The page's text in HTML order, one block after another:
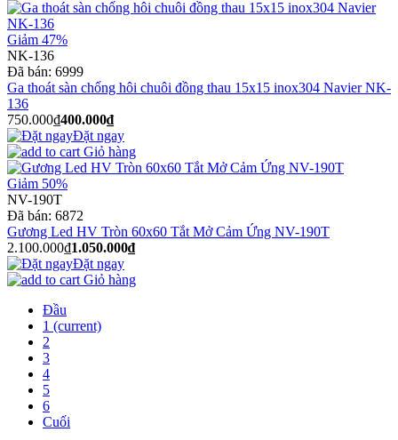
Giảm 47%
NK-136
Đã bán: 6999
Ga thoát sàn chống hôi chuôi đồng thau 15x15 inox304 Navier NK-
136
750.000₫400.000₫
Đặt ngay
Giỏ hàng
Giảm 50%
NV-190T
Đã bán: 6872
Gương Led HV Tròn 60x60 Tắt Mở Cảm Ứng NV-190T
2.100.000₫1.050.000₫
Đặt ngay
Giỏ hàng
Đầu
1 (current)
2
3
4
5
6
Cuối